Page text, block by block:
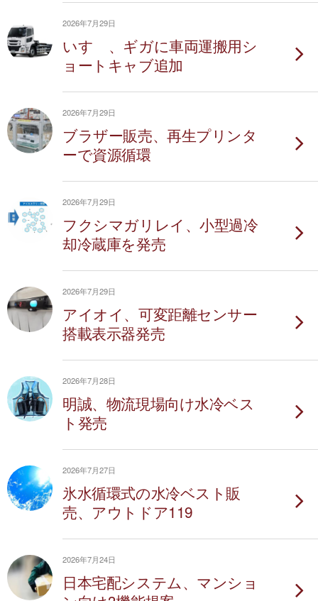
2026年7月29日
いすゞ、ギガに車両運搬用シ
ョートキャブ追加
2026年7月29日
ブラザー販売、再生プリンタ
ーで資源循環
2026年7月29日
フクシマガリレイ、小型過冷
却冷蔵庫を発売
2026年7月29日
アイオイ、可変距離センサー
搭載表示器発売
2026年7月28日
明誠、物流現場向け水冷ベス
ト発売
2026年7月27日
氷水循環式の水冷ベスト販
売、アウトドア119
2026年7月24日
日本宅配システム、マンショ